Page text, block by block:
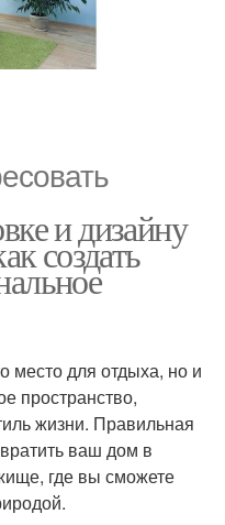
и дизайну
создать
место для отдыха, но и
пространство,
жизни. Правильная
ваш дом в
где вы сможете